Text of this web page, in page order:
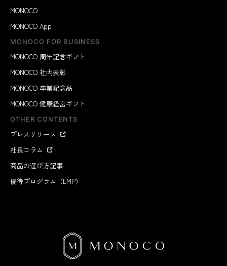
MONOCO
MONOCO App
MONOCO FOR BUSINESS
MONOCO 周年記念ギフト
MONOCO 社内表彰
MONOCO 卒業記念品
MONOCO 健康経営ギフト
OTHER CONTENTS
プレスリリース
社長コラム
商品の選び方記事
優待プログラム（LMP）